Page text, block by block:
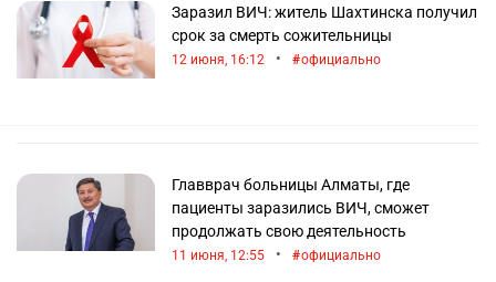
Заразил ВИЧ: житель Шахтинска получил
срок за смерть сожительницы
12 июня, 16:12 • официально
Главврач больницы Алматы, где
пациенты заразились ВИЧ, сможет
продолжать свою деятельность
11 июня, 12:55 • официально